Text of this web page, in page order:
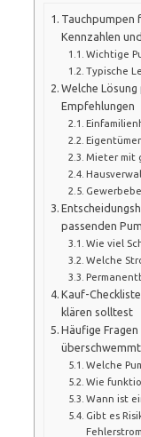
Tauchpumpen
Kennzahlen
Wichtige
Typische
Welche
Empfehlungen
Mieter mit
passenden
Wie viel
Welche
Kauf-
klären solltest
Häufige
Welche
Wie
Wann ist
Gibt es